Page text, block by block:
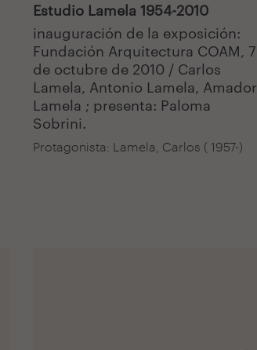
Estudio Lamela 1954-2010
inauguración de la exposición:
Fundación Arquitectura COAM, 7
de octubre de 2010 / Carlos
Lamela, Antonio Lamela, Amador
Lamela ; presenta: Paloma
Sobrini.
Protagonista: Lamela, Carlos ( 1957-)